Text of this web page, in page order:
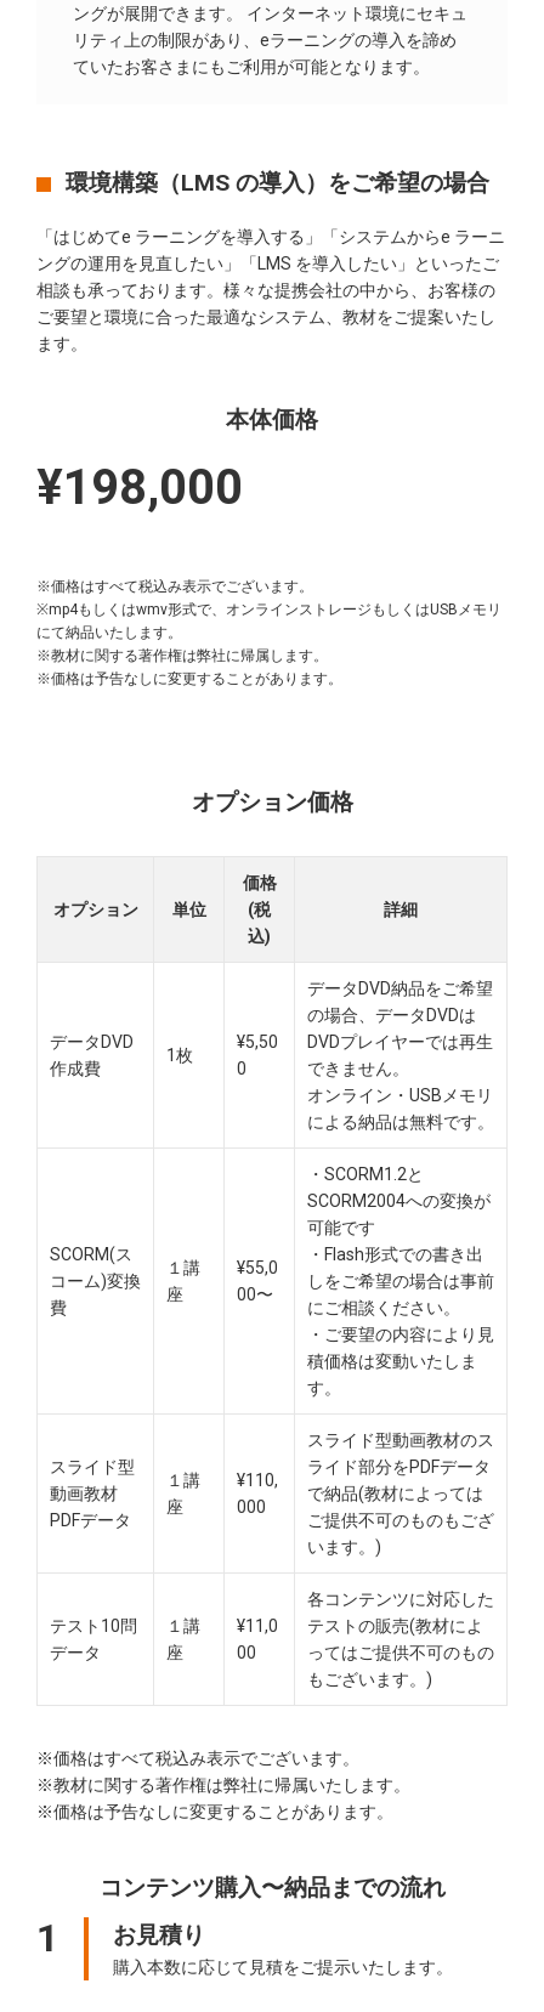
ングが展開できます。 インターネット環境にセキュ
リティ上の制限があり、eラーニングの導入を諦め
ていたお客さまにもご利用が可能となります。
環境構築（LMS の導入）をご希望の場合
「はじめてe ラーニングを導入する」「システムからe ラーニ
ングの運用を見直したい」「LMS を導入したい」といったご
相談も承っております。様々な提携会社の中から、お客様の
ご要望と環境に合った最適なシステム、教材をご提案いたし
ます。
本体価格
¥198,000
※価格はすべて税込み表示でございます。
※mp4もしくはwmv形式で、オンラインストレージもしくはUSBメモリ
にて納品いたします。
※教材に関する著作権は弊社に帰属します。
※価格は予告なしに変更することがあります。
オプション価格
オプション 単位
価格
(税
込)
詳細
データDVD
作成費
1枚
¥5,50
0
データDVD納品をご希望
の場合、データDVDは
DVDプレイヤーでは再生
できません。
オンライン・USBメモリ
による納品は無料です。​
SCORM(ス
コーム)変換
費
１講
座
¥55,0
00〜
・SCORM1.2と
SCORM2004への変換が
可能です
・Flash形式での書き出
しをご希望の場合は事前
にご相談ください。
・ご要望の内容により見
積価格は変動いたしま
す。
スライド型
動画教材
PDFデータ
１講
座
¥110,
000
スライド型動画教材のス
ライド部分をPDFデータ
で納品(教材によっては
ご提供不可のものもござ
います。)
テスト10問
データ
１講
座
¥11,0
00
各コンテンツに対応した
テストの販売(教材によ
ってはご提供不可のもの
もございます。)
※価格はすべて税込み表示でございます。
※教材に関する著作権は弊社に帰属いたします。
※価格は予告なしに変更することがあります。
コンテンツ購入〜納品までの流れ
1 お見積り
購入本数に応じて見積をご提示いたします。